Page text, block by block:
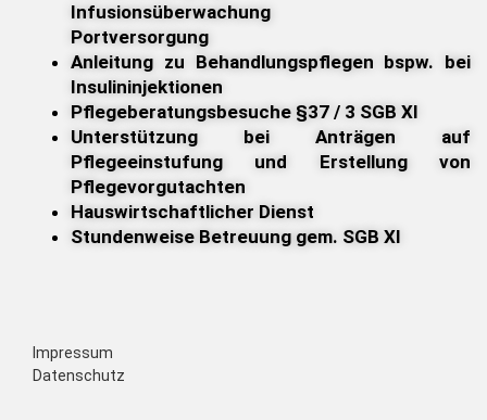
Infusionsüberwachung
Portversorgung
Anleitung zu Behandlungspflegen bspw. bei
Insulininjektionen
Pflegeberatungsbesuche §37 / 3 SGB XI
Unterstützung bei Anträgen auf
Pflegeeinstufung und Erstellung von
Pflegevorgutachten
Hauswirtschaftlicher Dienst
Stundenweise Betreuung gem. SGB XI
Impressum
Datenschutz